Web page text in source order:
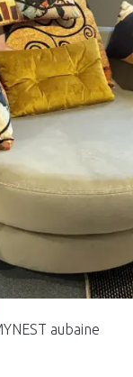
aubaine